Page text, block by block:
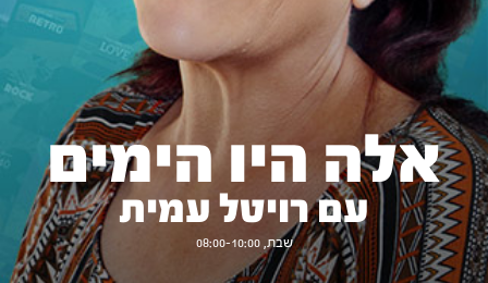
אלה היו הימים
עם רויטל עמית
שבת, 08:00-10:00